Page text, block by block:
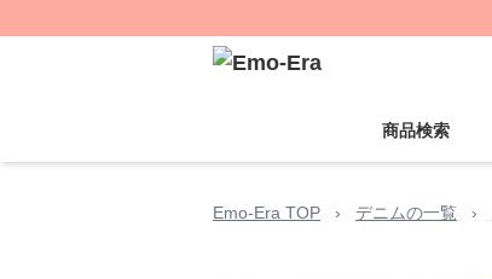
商品検索
Emo-Era TOP › デニムの一覧 ›